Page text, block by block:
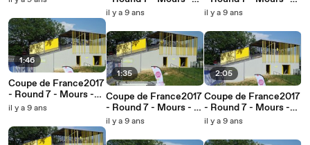
1:46
Coupe de France2017
- Round 7 - Mours -
Femmes 17+
il y a 9 ans
Minimes Filles
il y a 9 ans
1:35
Coupe de France2017
- Round 7 - Mours - 17
- 24
il y a 9 ans
Minimes garçons
il y a 9 ans
2:05
Coupe de France2017
- Round 7 - Mours -
Hommes 30+
il y a 9 ans